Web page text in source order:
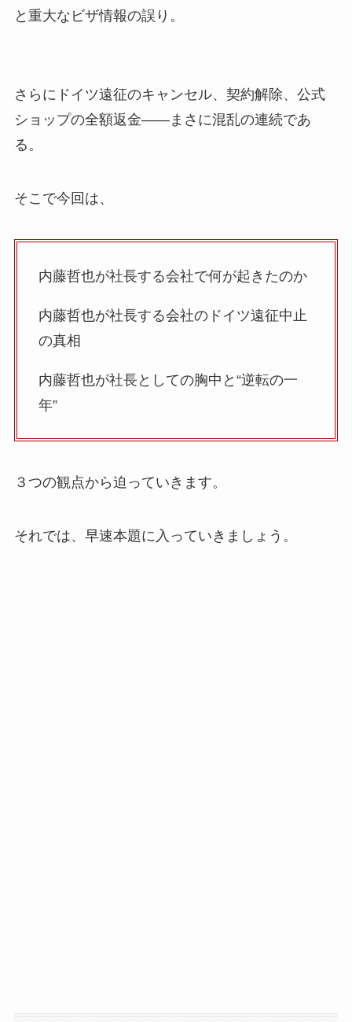
と重大なビザ情報の誤り。
さらにドイツ遠征のキャンセル、契約解除、公式
ショップの全額返金——まさに混乱の連続であ
る。
そこで今回は、
内藤哲也が社長する会社で何が起きたのか
内藤哲也が社長する会社のドイツ遠征中止
の真相
内藤哲也が社長としての胸中と“逆転の一
年”
３つの観点から迫っていきます。
それでは、早速本題に入っていきましょう。